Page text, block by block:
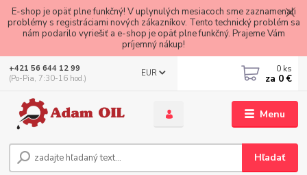
E-shop je opäť plne funkčný! V uplynulých mesiacoch sme zaznamenali
problémy s registráciami nových zákazníkov. Tento technický problém sa
nám podarilo vyriešiť a e-shop je opäť plne funkčný. Prajeme Vám
príjemný nákup!
Menu
EUR
Hľadať
+421 56 644 12 99
(Po-Pia, 7:30-16 hod.)
0 ks
za 0 €